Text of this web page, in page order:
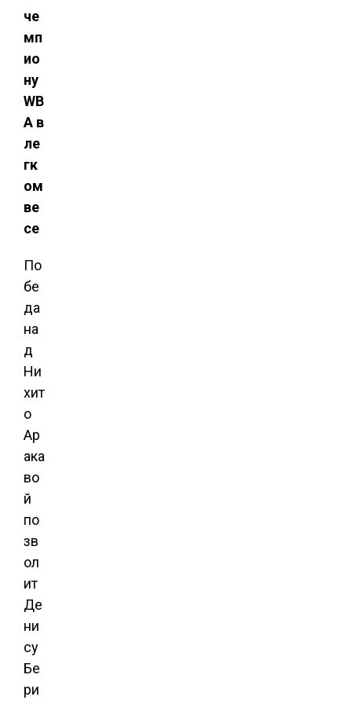
че
мп
ио
ну
WB
A в
ле
гк
ом
ве
се
По
бе
да
на
д
Ни
хит
о
Ар
ака
во
й
по
зв
ол
ит
Де
ни
су
Бе
ри